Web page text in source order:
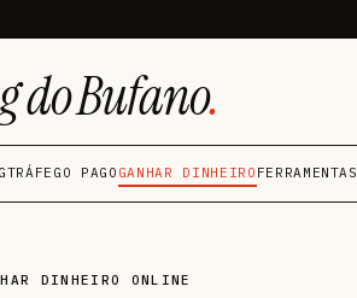
do Bufano.
TRÁFEGO PAGO GANHAR DINHEIRO FERRAMENTAS
DINHEIRO ONLINE